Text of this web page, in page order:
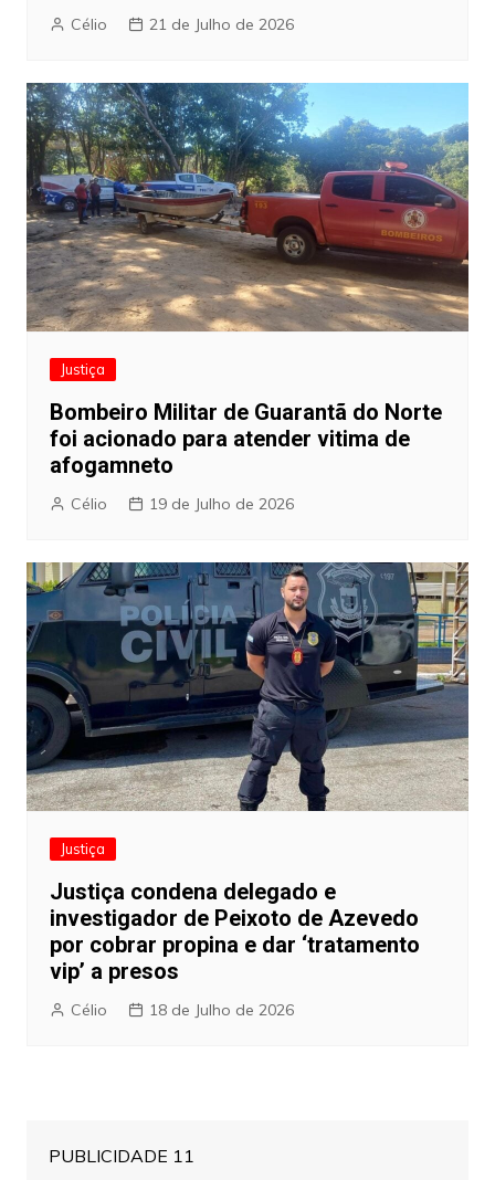
Célio 21 de Julho de 2026
Justiça
Bombeiro Militar de Guarantã do Norte
foi acionado para atender vitima de
afogamneto
Célio 19 de Julho de 2026
Justiça
Justiça condena delegado e
investigador de Peixoto de Azevedo
por cobrar propina e dar ‘tratamento
vip’ a presos
Célio 18 de Julho de 2026
PUBLICIDADE 11